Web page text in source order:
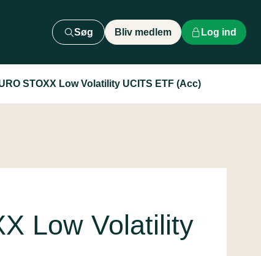
Søg Bliv medlem Log ind
STOXX Low Volatility UCITS ETF (Acc)
Low Volatility